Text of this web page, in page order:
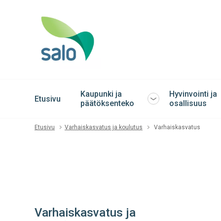
Etusivu
Kaupunki ja
päätöksenteko
Avaa
sulje
Hyvinvointi ja
osallisuus
Etusivu Varhaiskasvatus ja koulutus Varhaiskasvatus
Varhaiskasvatus ja